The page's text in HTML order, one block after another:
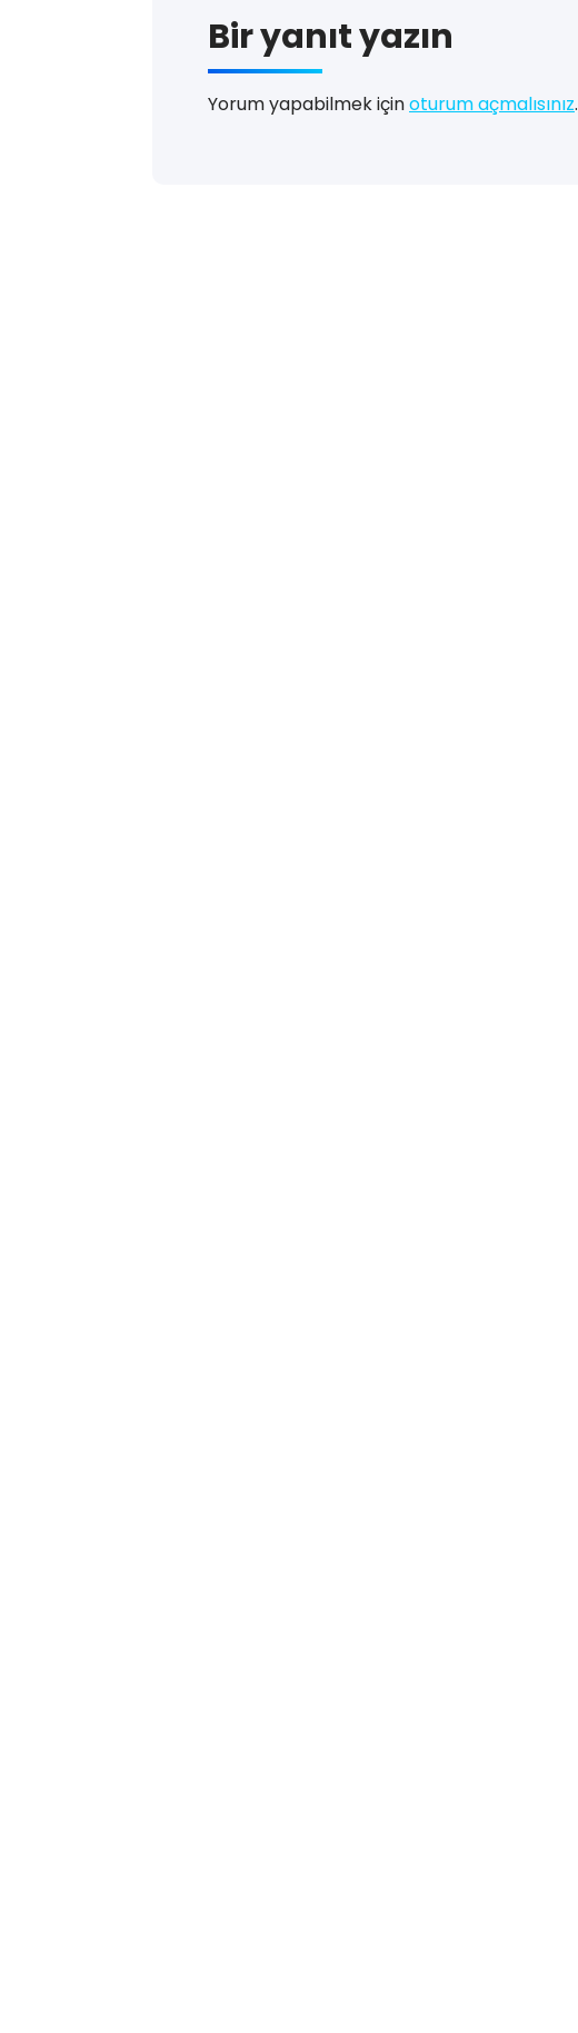
Bir yanıt yazın
Yorum yapabilmek içinoturum açmalısınız.